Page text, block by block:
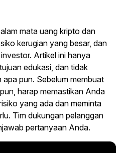
mata uang kripto dan
kerugian yang besar, dan
Artikel ini hanya
edukasi, dan tidak
pun. Sebelum membuat
harap memastikan Anda
yang ada dan meminta
Tim dukungan pelanggan
pertanyaan Anda.